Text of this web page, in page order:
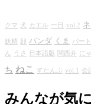
クマ 犬 カエル 一日 vol.2
妖精 顔 パンダ くま パート
ん
うさ 日本語版 関西弁 に
ち ねこ すたんぷ vol.1 会
みんなが気